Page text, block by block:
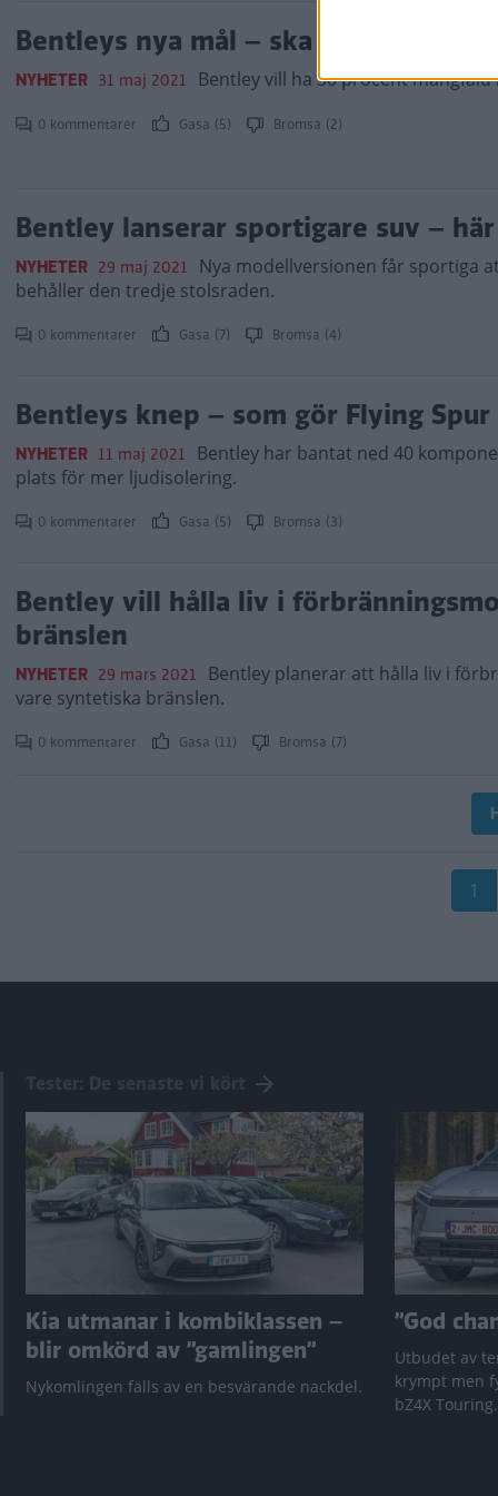
Bentleys nya mål – ska slå rekord i
NYHETER 31 maj 2021 Bentley vill ha 30 procent
0 kommentarer Gasa (5) Bromsa (2)
Bentley lanserar sportigare suv –
NYHETER 29 maj 2021 Nya modellversionen får sportiga
behåller den tredje stolsraden.
0 kommentarer Gasa (7) Bromsa (4)
Bentleys knep – som gör Flying
NYHETER 11 maj 2021 Bentley har bantat ned 40
plats för mer ljudisolering.
0 kommentarer Gasa (5) Bromsa (3)
Bentley vill hålla liv i
bränslen
NYHETER 29 mars 2021 Bentley planerar att hålla liv i
vare syntetiska bränslen.
0 kommentarer Gasa (11) Bromsa (7)
1
Kia utmanar i kombiklassen –
blir omkörd av ”gamlingen”
Nykomlingen fälls av en besvärande nackdel.
”God
Utbudet av
krympt men
bZ4X